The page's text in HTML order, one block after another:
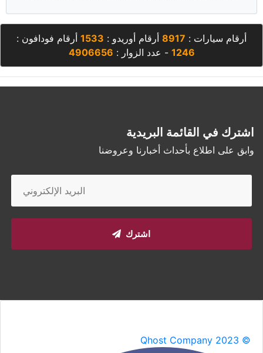
أرقام سيارات : 8917 أرقام أوريدو : 1533 أرقام فودافون :
1246 - عدد الزوار : 4906656
اشترك في القائمة البريدية
وابق على اطلاع بأحداث أخبارنا وعروضنا
اشترك
Qhost Company 2023 ©